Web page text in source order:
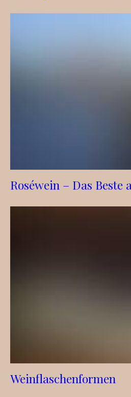
Roséwein – Das Beste
Weinflaschenformen